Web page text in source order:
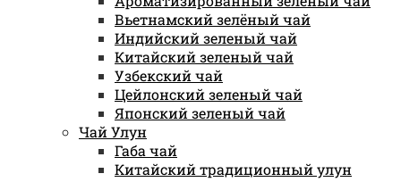
Вьетнамский зелёный чай
Индийский зеленый чай
Китайский зеленый чай
Узбекский чай
Цейлонский зеленый чай
Японский зеленый чай
Чай Улун
Габа чай
Китайский традиционный улун